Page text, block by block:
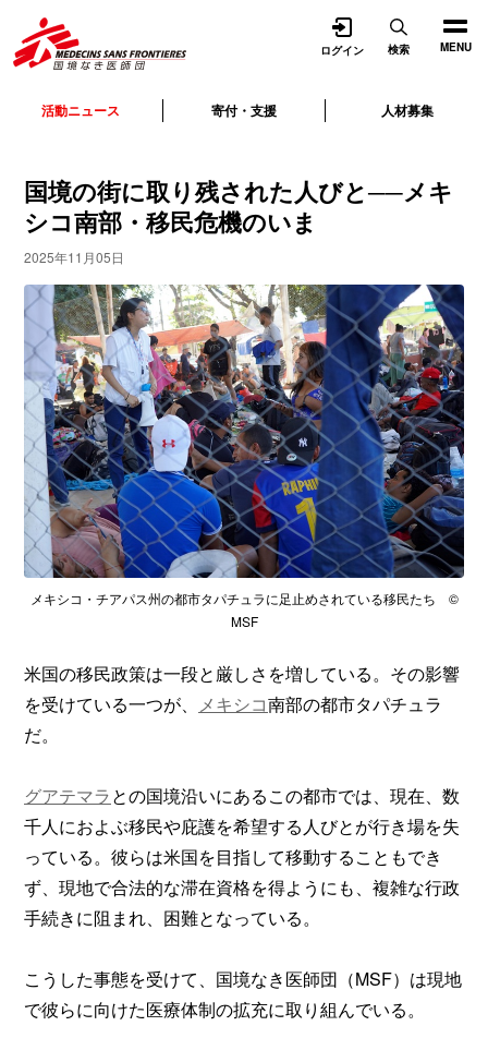
MENU
活動ニュース 寄付・支援 人材募集
ログイン 検索
国境の街に取り残された人びと──メキ
シコ南部・移民危機のいま
2025年11月05日
メキシコ・チアパス州の都市タパチュラに足止めされている移民たち ©
MSF
米国の移民政策は一段と厳しさを増している。その影響
を受けている一つが、
メキシコ南部の都市タパチュラ
だ。
グアテマラとの国境沿いにあるこの都市では、現在、数
千人におよぶ移民や庇護を希望する人びとが行き場を失
っている。彼らは米国を目指して移動することもでき
ず、現地で合法的な滞在資格を得ようにも、複雑な行政
手続きに阻まれ、困難となっている。
こうした事態を受けて、国境なき医師団（MSF）は現地
で彼らに向けた医療体制の拡充に取り組んでいる。